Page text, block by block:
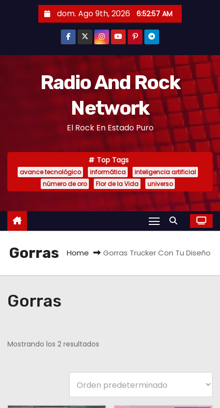
dom. Ago 9th, 2026 6:52:57 AM
Radio And Rock
Network
El Rock En Estado Puro
Top Tags
avance tecnológico informática
inteligencia artificial
número de oro
Flor de la Vida universo
Gorras Home Gorras Trucker Con Tu Diseño
Gorras
Mostrando los 2 resultados